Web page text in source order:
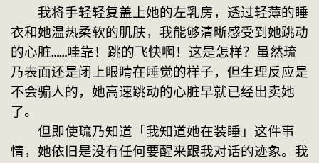
我将手轻轻复盖上她的左乳房，透过轻薄的睡
衣和她温热柔软的肌肤，我能够清晰感受到她跳动
的心脏……哇靠！跳的飞快啊！这是怎样？虽然琉
乃表面还是闭上眼睛在睡觉的样子，但生理反应是
不会骗人的，她高速跳动的心脏早就已经出卖她
了。
但即使琉乃知道「我知道她在装睡」这件事
情，她依旧是没有任何要醒来跟我对话的迹象。我